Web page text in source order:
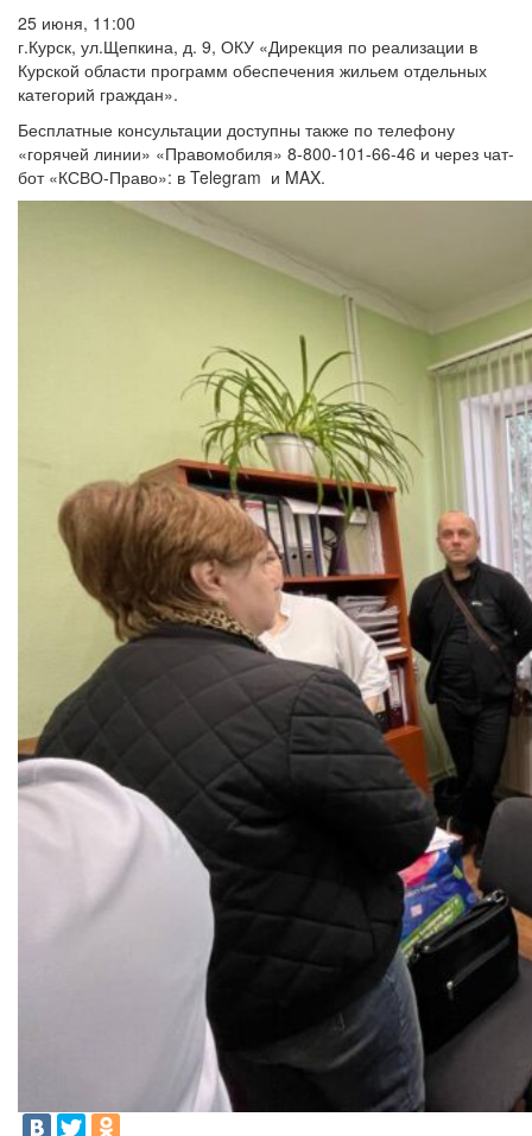
25 июня, 11:00
г.Курск, ул.Щепкина, д. 9, ОКУ «Дирекция по реализации в
Курской области программ обеспечения жильем отдельных
категорий граждан».
Бесплатные консультации доступны также по телефону
«горячей линии» «Правомобиля» 8-800-101-66-46 и через чат-
бот «КСВО-Право»: в Telegram и MAX.